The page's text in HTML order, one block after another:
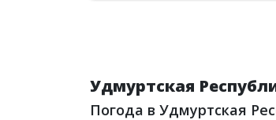
Удмуртская
Погода в Удмуртская